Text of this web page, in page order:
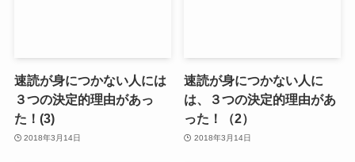
速読が身につかない人には
３つの決定的理由があっ
た！(3)
2018年3月14日
速読が身につかない人に
は、３つの決定的理由があ
った！（2）
2018年3月14日